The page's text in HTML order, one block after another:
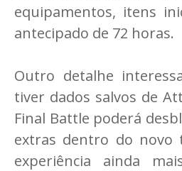
equipamentos, itens
antecipado de 72 horas.
Outro detalhe
tiver dados salvos de
Final Battle poderá
extras dentro do novo
experiência ainda